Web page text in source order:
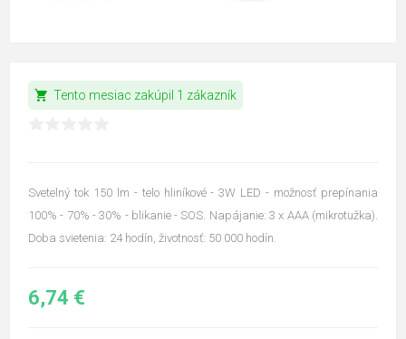
shopping_cart Tento mesiac zakúpil 1 zákazník
Svetelný tok 150 lm - telo hliníkové - 3W LED - možnosť prepínania
100% - 70% - 30% - blikanie - SOS. Napájanie: 3 x AAA (mikrotužka).
Doba svietenia: 24 hodín, životnosť: 50 000 hodín.
6,74 €